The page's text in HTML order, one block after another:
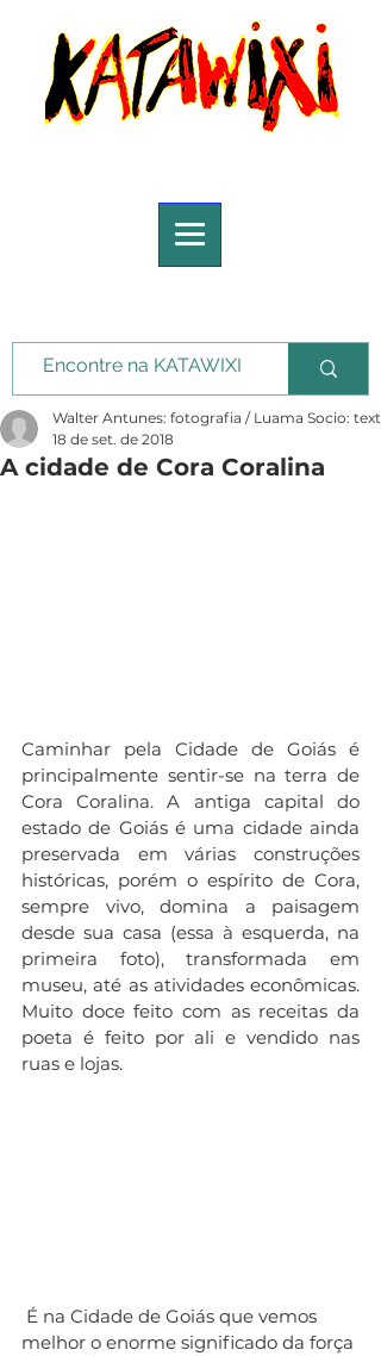
A cidade de Cora Coralina
Walter Antunes: fotografia / Luama Socio: texto
18 de set. de 2018
Caminhar pela Cidade de Goiás é
principalmente sentir-se na terra de
Cora Coralina. A antiga capital do
estado de Goiás é uma cidade ainda
preservada em várias construções
históricas, porém o espírito de Cora,
sempre vivo, domina a paisagem
desde sua casa (essa à esquerda, na
primeira foto), transformada em
museu, até as atividades econômicas.
Muito doce feito com as receitas da
poeta é feito por ali e vendido nas
ruas e lojas.
melhor o enorme significado da força